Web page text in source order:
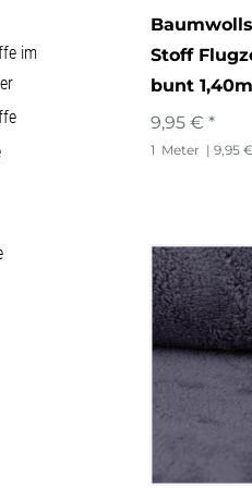
Nicki
Plüsch
Polyester
Popeline
Sweat
Viskose
Walkloden
Landschaft
Maritim
Pflanzen
Pilze
Punkte
überbreit
im
Stoff
bunt
9,95 € *
1 Meter | 9,95